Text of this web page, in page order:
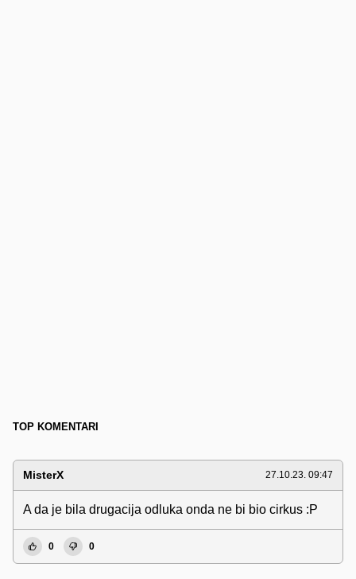
TOP KOMENTARI
MisterX 27.10.23. 09:47
A da je bila drugacija odluka onda ne bi bio cirkus :P
0 0